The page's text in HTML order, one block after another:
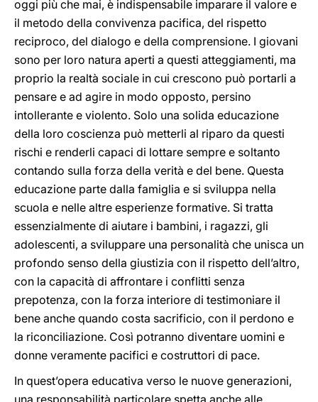
oggi più che mai, è indispensabile imparare il valore e
il metodo della convivenza pacifica, del rispetto
reciproco, del dialogo e della comprensione. I giovani
sono per loro natura aperti a questi atteggiamenti, ma
proprio la realtà sociale in cui crescono può portarli a
pensare e ad agire in modo opposto, persino
intollerante e violento. Solo una solida educazione
della loro coscienza può metterli al riparo da questi
rischi e renderli capaci di lottare sempre e soltanto
contando sulla forza della verità e del bene. Questa
educazione parte dalla famiglia e si sviluppa nella
scuola e nelle altre esperienze formative. Si tratta
essenzialmente di aiutare i bambini, i ragazzi, gli
adolescenti, a sviluppare una personalità che unisca un
profondo senso della giustizia con il rispetto dell’altro,
con la capacità di affrontare i conflitti senza
prepotenza, con la forza interiore di testimoniare il
bene anche quando costa sacrificio, con il perdono e
la riconciliazione. Così potranno diventare uomini e
donne veramente pacifici e costruttori di pace.
In quest’opera educativa verso le nuove generazioni,
una responsabilità particolare spetta anche alle